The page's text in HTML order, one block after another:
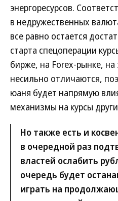
энергоресурсов.
в недружественных
все равно остается
старта спецоперации
бирже, на Forex-рынке,
несильно отличаются,
юаня будет напрямую
механизмы на курсы
Но также есть и
в очередной раз
властей ослабить
очередь будет
играть на